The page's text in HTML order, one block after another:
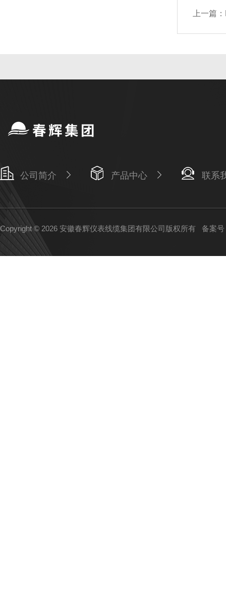
上一篇：
公司简介 产品中心 联系
Copyright © 2026 安徽春辉仪表线缆集团有限公司版权所有 备案号